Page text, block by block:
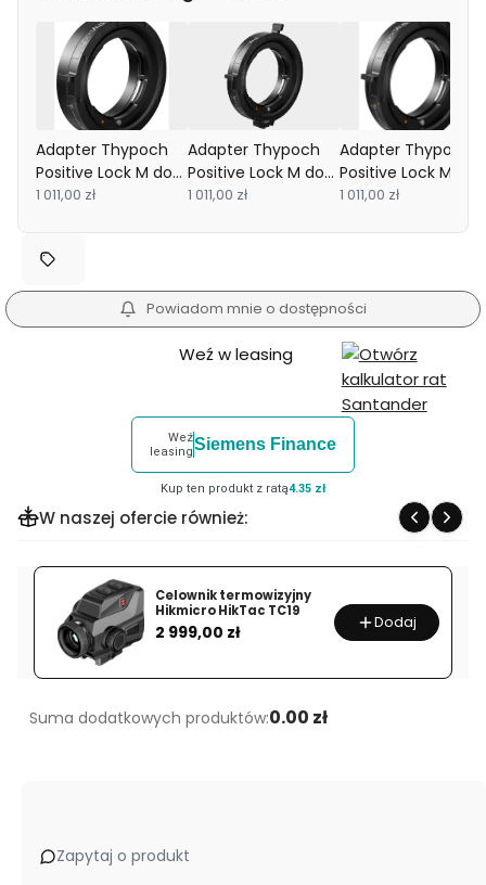
Adapter Thypoch
Positive Lock M do
Nikon Z czarny
1 011,00 zł
Adapter Thypoch
Positive Lock M do
Canon RF czarny
1 011,00 zł
Adapter Thypoch
Positive Lock M do
Leica L czarny
1 011,00 zł
Powiadom mnie o dostępności
Weź w leasing
Weź
leasingSiemens Finance
Kup ten produkt z ratą4.35 zł
W naszej ofercie również:
Celownik termowizyjny
Hikmicro HikTac TC19
Cena
2 999,00 zł Dodaj
Suma dodatkowych produktów:0.00 zł
Zapytaj o produkt